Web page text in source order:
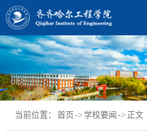
当前位置： 首页 -> 学校要闻 -> 正文